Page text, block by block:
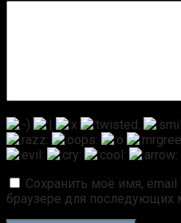
Сохранить моё имя, email
браузере для последующих